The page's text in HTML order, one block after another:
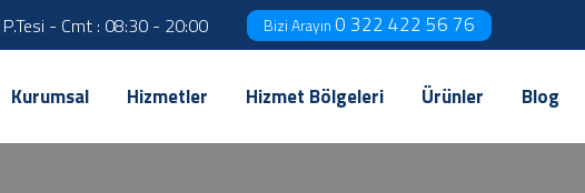
P.Tesi - Cmt : 08:30 - 20:00 Bizi Arayın0 322 422 56 76
Kurumsal Hizmetler Hizmet Bölgeleri Ürünler Blog